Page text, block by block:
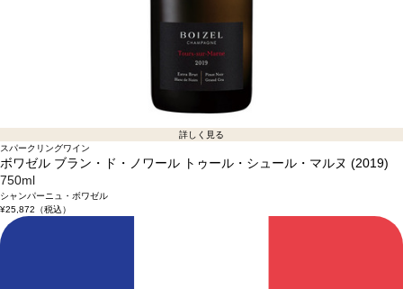
詳しく見る
スパークリングワイン
ボワゼル ブラン・ド・ノワール トゥール・シュール・マルヌ (2019)
750ml
シャンパーニュ・ボワゼル
¥25,872 （税込）